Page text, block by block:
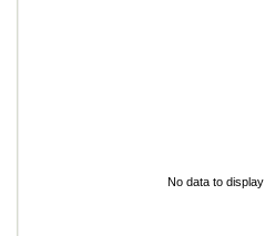
No data to display